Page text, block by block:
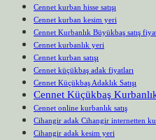
Cennet kurban hisse satışı
Cennet kurban kesim yeri
Cennet Kurbanlık Büyükbaş satış
Cennet kurbanlık yeri
Cennet kurban satışı
Cennet küçükbaş adak fiyatları
Cennet Küçükbaş Adaklık Satışı
Cennet Küçükbaş
Cennet online kurbanlık satış
Cihangir adak Cihangir internetten
Cihangir adak kesim yeri